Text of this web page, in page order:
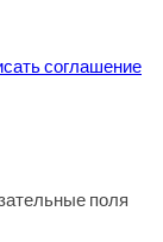
соглашение
поля